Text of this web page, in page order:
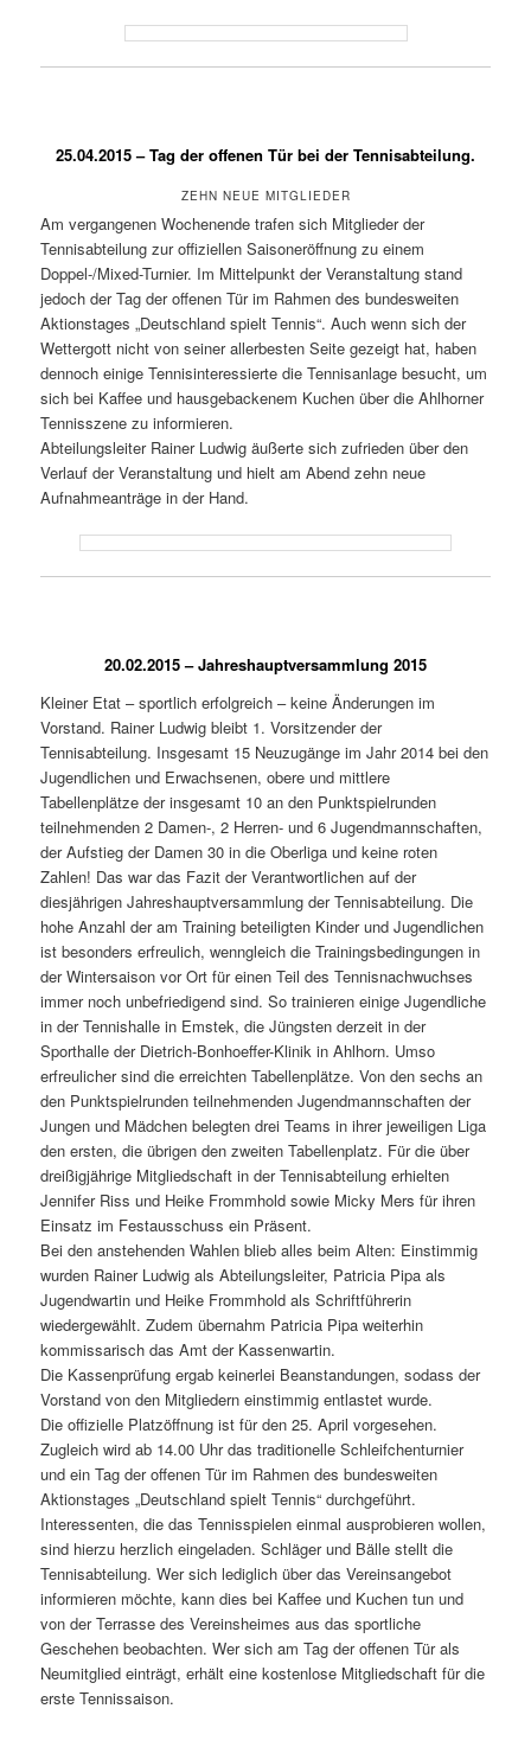
25.04.2015 – Tag der offenen Tür bei der Tennisabteilung.
ZEHN NEUE MITGLIEDER
Am vergangenen Wochenende trafen sich Mitglieder der
Tennisabteilung zur offiziellen Saisoneröffnung zu einem
Doppel-/Mixed-Turnier. Im Mittelpunkt der Veranstaltung stand
jedoch der Tag der offenen Tür im Rahmen des bundesweiten
Aktionstages „Deutschland spielt Tennis“. Auch wenn sich der
Wettergott nicht von seiner allerbesten Seite gezeigt hat, haben
dennoch einige Tennisinteressierte die Tennisanlage besucht, um
sich bei Kaffee und hausgebackenem Kuchen über die Ahlhorner
Tennisszene zu informieren.
Abteilungsleiter Rainer Ludwig äußerte sich zufrieden über den
Verlauf der Veranstaltung und hielt am Abend zehn neue
Aufnahmeanträge in der Hand.
20.02.2015 – Jahreshauptversammlung 2015
Kleiner Etat – sportlich erfolgreich – keine Änderungen im
Vorstand. Rainer Ludwig bleibt 1. Vorsitzender der
Tennisabteilung. Insgesamt 15 Neuzugänge im Jahr 2014 bei den
Jugendlichen und Erwachsenen, obere und mittlere
Tabellenplätze der insgesamt 10 an den Punktspielrunden
teilnehmenden 2 Damen-, 2 Herren- und 6 Jugendmannschaften,
der Aufstieg der Damen 30 in die Oberliga und keine roten
Zahlen! Das war das Fazit der Verantwortlichen auf der
diesjährigen Jahreshauptversammlung der Tennisabteilung. Die
hohe Anzahl der am Training beteiligten Kinder und Jugendlichen
ist besonders erfreulich, wenngleich die Trainingsbedingungen in
der Wintersaison vor Ort für einen Teil des Tennisnachwuchses
immer noch unbefriedigend sind. So trainieren einige Jugendliche
in der Tennishalle in Emstek, die Jüngsten derzeit in der
Sporthalle der Dietrich-Bonhoeffer-Klinik in Ahlhorn. Umso
erfreulicher sind die erreichten Tabellenplätze. Von den sechs an
den Punktspielrunden teilnehmenden Jugendmannschaften der
Jungen und Mädchen belegten drei Teams in ihrer jeweiligen Liga
den ersten, die übrigen den zweiten Tabellenplatz. Für die über
dreißigjährige Mitgliedschaft in der Tennisabteilung erhielten
Jennifer Riss und Heike Frommhold sowie Micky Mers für ihren
Einsatz im Festausschuss ein Präsent.
Bei den anstehenden Wahlen blieb alles beim Alten: Einstimmig
wurden Rainer Ludwig als Abteilungsleiter, Patricia Pipa als
Jugendwartin und Heike Frommhold als Schriftführerin
wiedergewählt. Zudem übernahm Patricia Pipa weiterhin
kommissarisch das Amt der Kassenwartin.
Die Kassenprüfung ergab keinerlei Beanstandungen, sodass der
Vorstand von den Mitgliedern einstimmig entlastet wurde.
Die offizielle Platzöffnung ist für den 25. April vorgesehen.
Zugleich wird ab 14.00 Uhr das traditionelle Schleifchenturnier
und ein Tag der offenen Tür im Rahmen des bundesweiten
Aktionstages „Deutschland spielt Tennis“ durchgeführt.
Interessenten, die das Tennisspielen einmal ausprobieren wollen,
sind hierzu herzlich eingeladen. Schläger und Bälle stellt die
Tennisabteilung. Wer sich lediglich über das Vereinsangebot
informieren möchte, kann dies bei Kaffee und Kuchen tun und
von der Terrasse des Vereinsheimes aus das sportliche
Geschehen beobachten. Wer sich am Tag der offenen Tür als
Neumitglied einträgt, erhält eine kostenlose Mitgliedschaft für die
erste Tennissaison.